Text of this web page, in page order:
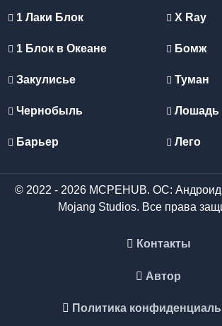
1 Лаки Блок
1 Блок в Океане
Закулисье
Чернобыль
Барьер
X Ray
Бомж
Туман
Лошадь
Лего
© 2022 - 2026 MCPEHUB. ОС:
Mojang Studios. Все права
Контакты
Автор
Политика